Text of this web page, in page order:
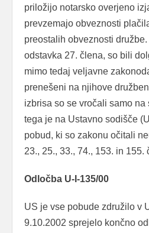
priložijo notarsko overjeno
prevzemajo obveznosti
preostalih obveznosti
odstavka 27. člena, so bili
mimo tedaj veljavne
prenešeni na njihove
izbrisa so se vročali samo na
tega je na Ustavno sodišče
pobud, ki so zakonu očitali
23., 25., 33., 74., 153. in 155.
Odločba U-I-135/00
US je vse pobude združilo v
9.10.2002 sprejelo končno